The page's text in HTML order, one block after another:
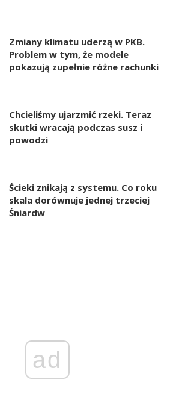
Zmiany klimatu uderzą w PKB.
Problem w tym, że modele
pokazują zupełnie różne rachunki
Chcieliśmy ujarzmić rzeki. Teraz
skutki wracają podczas susz i
powodzi
Ścieki znikają z systemu. Co roku
skala dorównuje jednej trzeciej
Śniardw
ad